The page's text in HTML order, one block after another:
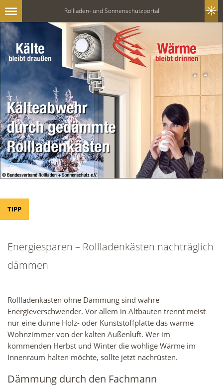
Rollladen- und Sonnenschutzportal
TIPP
Energiesparen – Rollladenkästen nachträglich
dämmen
Rollladenkästen ohne Dämmung sind wahre
Energieverschwender. Vor allem in Altbauten trennt meist
nur eine dünne Holz- oder Kunststoffplatte das warme
Wohnzimmer von der kalten Außenluft. Wer im
kommenden Herbst und Winter die wohlige Wärme im
Innenraum halten möchte, sollte jetzt nachrüsten.
Dämmung durch den Fachmann